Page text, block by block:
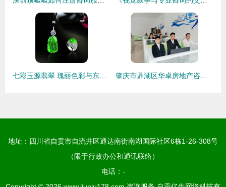
地址：四川省自贡市自流井区通达南街南湖国际社区6栋1-26-308号
（限于行政办公和通讯联络）
电话：-